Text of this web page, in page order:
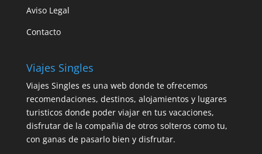
Aviso Legal
Contacto
Viajes Singles
Viajes Singles es una web donde te ofrecemos
recomendaciones, destinos, alojamientos y lugares
turisticos donde poder viajar en tus vacaciones,
disfrutar de la compañia de otros solteros como tu,
con ganas de pasarlo bien y disfrutar.